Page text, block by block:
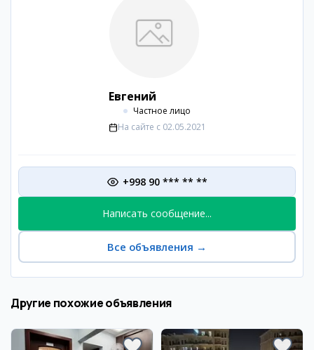
Евгений
Частное лицо
На сайте с 02.05.2021
+998 90 *** ** **
Написать сообщение...
Все объявления →
Другие похожие объявления